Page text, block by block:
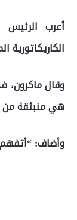
أعرب الرئيس
وقال ماكرون،
هي منبثقة من
وأضاف: “أتفهم